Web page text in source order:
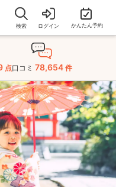
検索 ログイン かんたん予約
点口コミ 78,654 件